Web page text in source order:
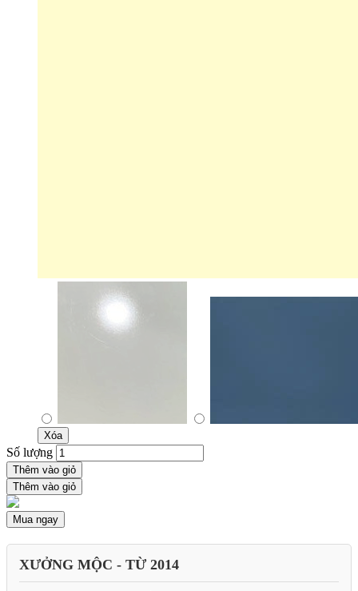
Xóa
Số lượng
Thêm vào giỏ
Thêm vào giỏ
Mua ngay
XƯỞNG MỘC - TỪ 2014